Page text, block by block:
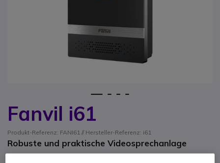
Fanvil i61
Produkt-Referenz: FANI61 // Hersteller-Referenz: i61
Robuste und praktische Videosprechanlage
Zum Anfang der Bildgalerie springen